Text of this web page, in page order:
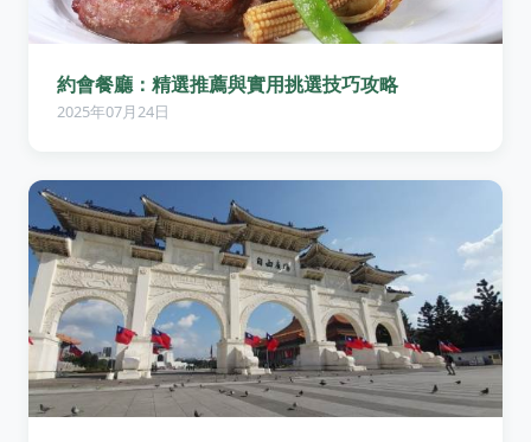
約會餐廳：精選推薦與實用挑選技巧攻略
2025年07月24日